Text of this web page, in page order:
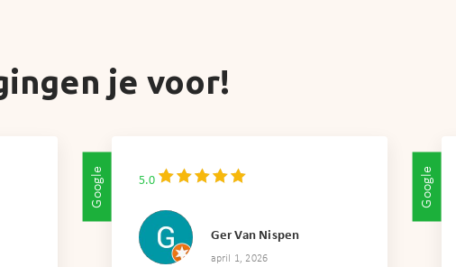
je voor!
Google 5.0
Ger Van Nispen
april 1, 2026
Google